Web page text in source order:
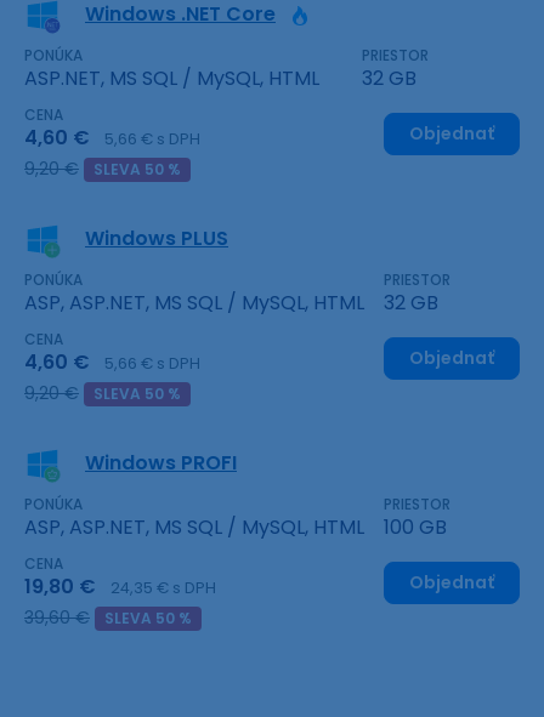
Windows .NET Core
PONÚKA
ASP.NET, MS SQL / MySQL, HTML
PRIESTOR
32 GB
CENA
4,60 € 5,66 € s DPH
9,20 € SLEVA 50 %
Objednať
Windows PLUS
PONÚKA
ASP, ASP.NET, MS SQL / MySQL, HTML
PRIESTOR
32 GB
CENA
4,60 € 5,66 € s DPH
9,20 € SLEVA 50 %
Objednať
Windows PROFI
PONÚKA
ASP, ASP.NET, MS SQL / MySQL, HTML
PRIESTOR
100 GB
CENA
19,80 € 24,35 € s DPH
39,60 € SLEVA 50 %
Objednať